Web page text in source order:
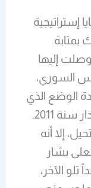
إستراتيجية
بمثابة
إليها
السوري،
الوضع الذي
كانت عليه البلاد قبل شهر مارس/آذار سنة 2011.
إلا أنه
بشار
الآخر،